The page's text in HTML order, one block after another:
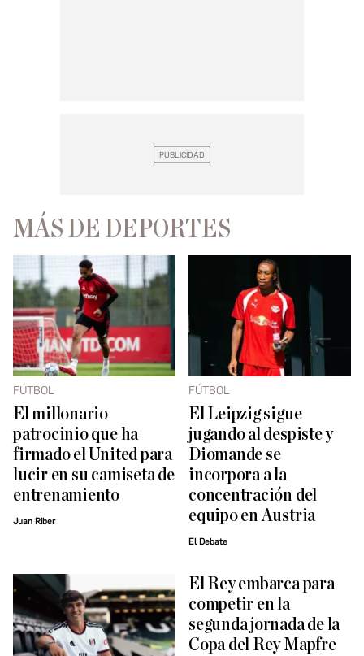
MÁS DE DEPORTES
FÚTBOL
El millonario
patrocinio que ha
firmado el United para
lucir en su camiseta de
entrenamiento
Juan Riber
FÚTBOL
El Leipzig sigue
jugando al despiste y
Diomande se
incorpora a la
concentración del
equipo en Austria
El Debate
El Rey embarca para
competir en la
segunda jornada de la
Copa del Rey Mapfre